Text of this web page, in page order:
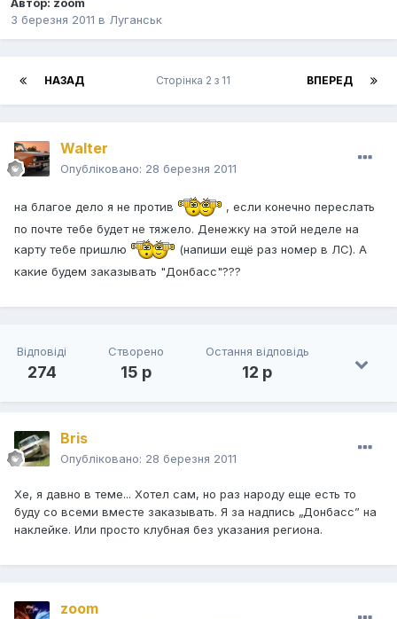
Автор: zoom
3 березня 2011 в Луганськ
НАЗАД ВПЕРЕД
Сторінка 2 з 11
Walter
Опубліковано: 28 березня 2011
на благое дело я не против
, если конечно переслать
по почте тебе будет не тяжело. Денежку на этой неделе на
карту тебе пришлю
(напиши ещё раз номер в ЛС). А
какие будем заказывать "Донбасс"???
Відповіді
274
Створено
15 р
Остання відповідь
12 р
Bris
Опубліковано: 28 березня 2011
Хе, я давно в теме... Хотел сам, но раз народу еще есть то
буду со всеми вместе заказывать. Я за надпись „Донбасс” на
наклейке. Или просто клубная без указания региона.
zoom